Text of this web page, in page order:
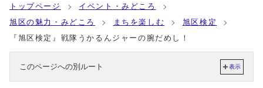
トップページ
イベント・みどころ
旭区の魅力・みどころ
まちを楽しむ
旭区検定
『旭区検定』戦隊うかるんジャーの腕だめし！
このページへの別ルート 表示